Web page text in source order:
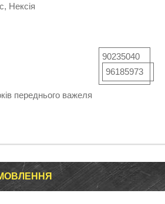
Нексія
90235040
96185973
переднього важеля